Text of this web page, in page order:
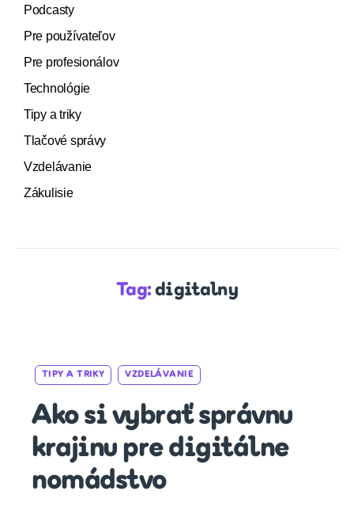
Podcasty
Pre používateľov
Pre profesionálov
Technológie
Tipy a triky
Tlačové správy
Vzdelávanie
Zákulisie
Tag: digitalny
Categories
TIPY A TRIKY VZDELÁVANIE
Ako si vybrať správnu
krajinu pre digitálne
nomádstvo